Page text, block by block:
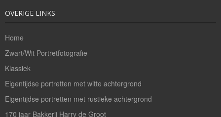
OVERIGE LINKS
Home
Zwart/Wit Portretfotografie
Klassiek
Eigentijdse portretten met witte achtergrond
Eigentijdse portretten met rustieke achtergrond
170 jaar Bakkerij Harry de Groot